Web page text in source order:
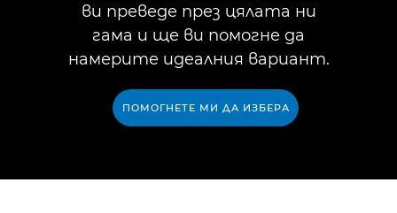
ви преведе през цялата ни
гама и ще ви помогне да
намерите идеалния вариант.
ПОМОГНЕТЕ МИ ДА ИЗБЕРА